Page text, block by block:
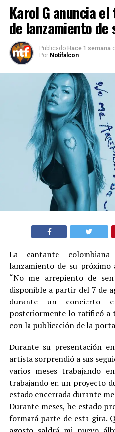
Karol G anuncia
de lanzamiento de
Publicado Hace 1 semana
Por Notifalcon
La cantante
lanzamiento de su
“No me arrepiento de
disponible a partir del 7 de
durante un concierto
posteriormente lo ratificó a
con la publicación de la
Durante su presentación
artista sorprendió a sus
varios meses trabajando
trabajando en un proyecto
estado encerrada durante
Durante meses, he estado
formará parte de esta gira.